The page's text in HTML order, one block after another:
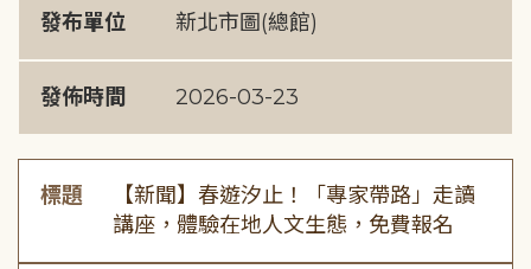
發布單位 新北市圖(總館)
發佈時間 2026-03-23
標題
【新聞】春遊汐止！「專家帶路」走讀
講座，體驗在地人文生態，免費報名